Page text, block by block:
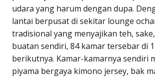
udara yang harum dengan dupa.
lantai berpusat di sekitar lounge
tradisional yang menyajikan teh,
buatan sendiri, 84 kamar tersebar di
berikutnya. Kamar-kamarnya sendiri
piyama bergaya kimono jersey, bak